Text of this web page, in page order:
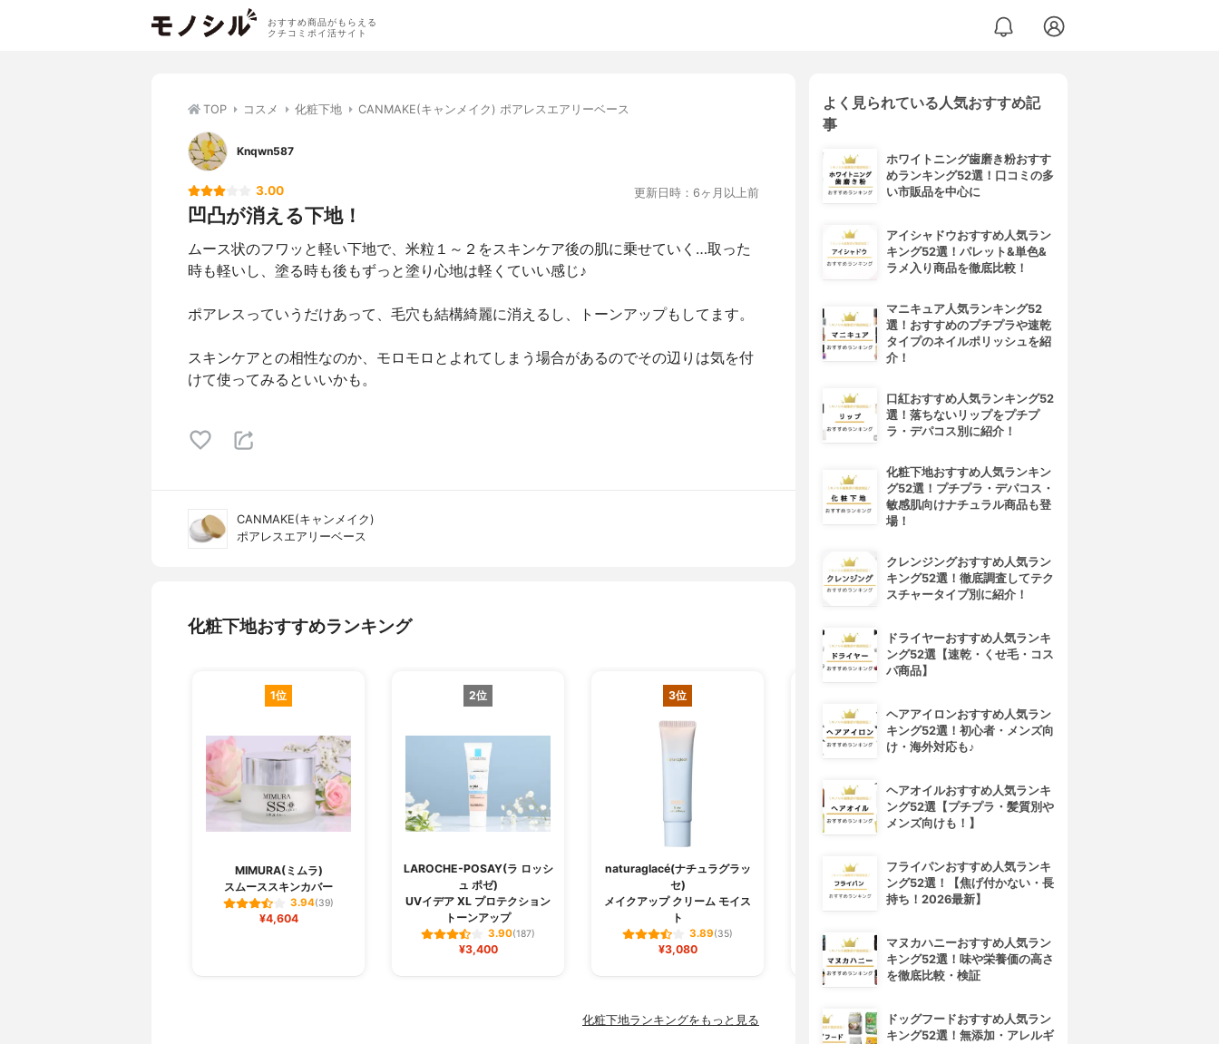
おすすめ商品がもらえる
クチコミポイ活サイト
TOP コスメ 化粧下地 CANMAKE(キャンメイク) ポアレスエアリーベース
Knqwn587
3.00 更新日時：6ヶ月以上前
凹凸が消える下地！
ムース状のフワッと軽い下地で、米粒１～２をスキンケア後の肌に乗せていく…取った
時も軽いし、塗る時も後もずっと塗り心地は軽くていい感じ♪
ポアレスっていうだけあって、毛穴も結構綺麗に消えるし、トーンアップもしてます。
スキンケアとの相性なのか、モロモロとよれてしまう場合があるのでその辺りは気を付
けて使ってみるといいかも。
CANMAKE(キャンメイク)
ポアレスエアリーベース
化粧下地おすすめランキング
1位
MIMURA(ミムラ)
スムーススキンカバー
3.94(39)
¥4,604
2位
LAROCHE-POSAY(ラ ロッシ
ュ ポゼ)
UVイデア XL プロテクション
トーンアップ
3.90(187)
¥3,400
3位
naturaglacé(ナチュラグラッ
セ)
メイクアップ クリーム モイス
ト
3.89(35)
¥3,080
CEZANNE(セザンヌ)
UVウルトラフィットベースEX
3.87 (18)
Obagi(オバジ)
マルチプロテクト UV乳液
化粧下地ランキングをもっと見る
よく見られている人気おすすめ記
事
ホワイトニング歯磨き粉おすす
めランキング52選！口コミの多
い市販品を中心に
アイシャドウおすすめ人気ラン
キング52選！パレット&単色&
ラメ入り商品を徹底比較！
マニキュア人気ランキング52
選！おすすめのプチプラや速乾
タイプのネイルポリッシュを紹
介！
口紅おすすめ人気ランキング52
選！落ちないリップをプチプ
ラ・デパコス別に紹介！
化粧下地おすすめ人気ランキン
グ52選！プチプラ・デパコス・
敏感肌向けナチュラル商品も登
場！
クレンジングおすすめ人気ラン
キング52選！徹底調査してテク
スチャータイプ別に紹介！
ドライヤーおすすめ人気ランキ
ング52選【速乾・くせ毛・コス
パ商品】
ヘアアイロンおすすめ人気ラン
キング52選！初心者・メンズ向
け・海外対応も♪
ヘアオイルおすすめ人気ランキ
ング52選【プチプラ・髪質別や
メンズ向けも！】
フライパンおすすめ人気ランキ
ング52選！【焦げ付かない・長
持ち！2026最新】
マヌカハニーおすすめ人気ラン
キング52選！味や栄養価の高さ
を徹底比較・検証
ドッグフードおすすめ人気ラン
キング52選！無添加・アレルギ